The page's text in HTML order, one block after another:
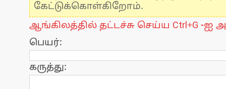
கேட்டுக்கொள்கிறோம்.
ஆங்கிலத்தில் தட்டச்சு செய்ய Ctrl+G -ஐ
பெயர்:
கருத்து: